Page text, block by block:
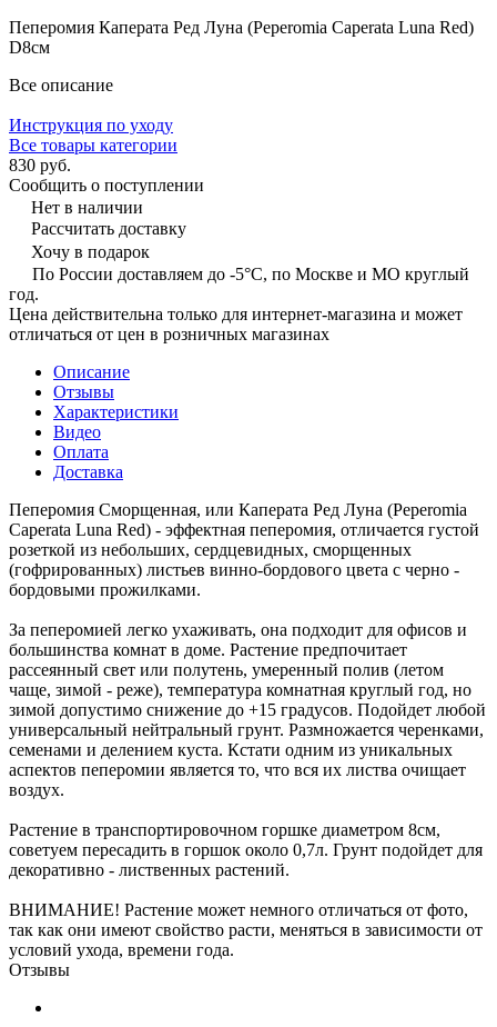
Пеперомия Каперата Ред Луна (Peperomia Caperata Luna Red)
D8см
Все описание
Инструкция по уходу
Все товары категории
830 руб.
Сообщить о поступлении
Нет в наличии
Рассчитать доставку
Хочу в подарок
По России доставляем до -5°C, по Москве и МО круглый
год.
Цена действительна только для интернет-магазина и может
отличаться от цен в розничных магазинах
Описание
Отзывы
Характеристики
Видео
Оплата
Доставка
Пеперомия Сморщенная, или Каперата Ред Луна (Peperomia
Caperata Luna Red) - эффектная пеперомия, отличается густой
розеткой из небольших, сердцевидных, сморщенных
(гофрированных) листьев винно-бордового цвета с черно -
бордовыми прожилками.
За пеперомией легко ухаживать, она подходит для офисов и
большинства комнат в доме. Растение предпочитает
рассеянный свет или полутень, умеренный полив (летом
чаще, зимой - реже), температура комнатная круглый год, но
зимой допустимо снижение до +15 градусов. Подойдет любой
универсальный нейтральный грунт. Размножается черенками,
семенами и делением куста. Кстати одним из уникальных
аспектов пеперомии является то, что вся их листва очищает
воздух.
Растение в транспортировочном горшке диаметром 8см,
советуем пересадить в горшок около 0,7л. Грунт подойдет для
декоративно - лиственных растений.
ВНИМАНИЕ! Растение может немного отличаться от фото,
так как они имеют свойство расти, меняться в зависимости от
условий ухода, времени года.
Отзывы